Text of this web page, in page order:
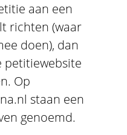
aan een
richten (waar
doen), dan
petitiewebsite
Op
staan een
genoemd.